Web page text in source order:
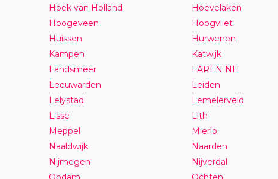
Hoek van Holland Hoevelaken
Hoogeveen Hoogvliet
Huissen Hurwenen
Kampen Katwijk
Landsmeer LAREN NH
Leeuwarden Leiden
Lelystad Lemelerveld
Lisse Lith
Meppel Mierlo
Naaldwijk Naarden
Nijmegen Nijverdal